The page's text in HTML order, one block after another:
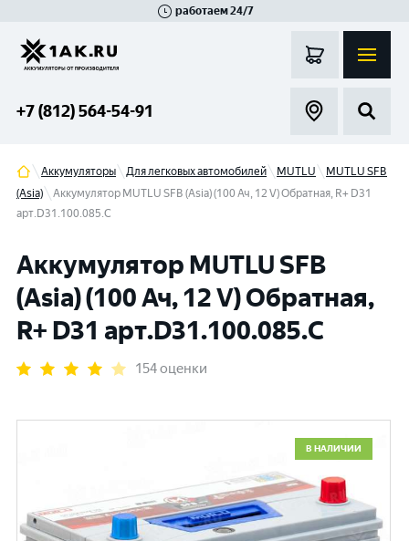
работаем 24/7
+7 (812) 564-54-91
Аккумуляторы Для легковых автомобилей MUTLU
MUTLU SFB
(Asia)
Аккумулятор MUTLU SFB (Asia) (100 Ач, 12 V) Обратная, R+ D31
арт.D31.100.085.C
Аккумулятор MUTLU SFB
(Asia) (100 Ач, 12 V) Обратная,
R+ D31 арт.D31.100.085.C
154 оценки
В НАЛИЧИИ
Гатчина